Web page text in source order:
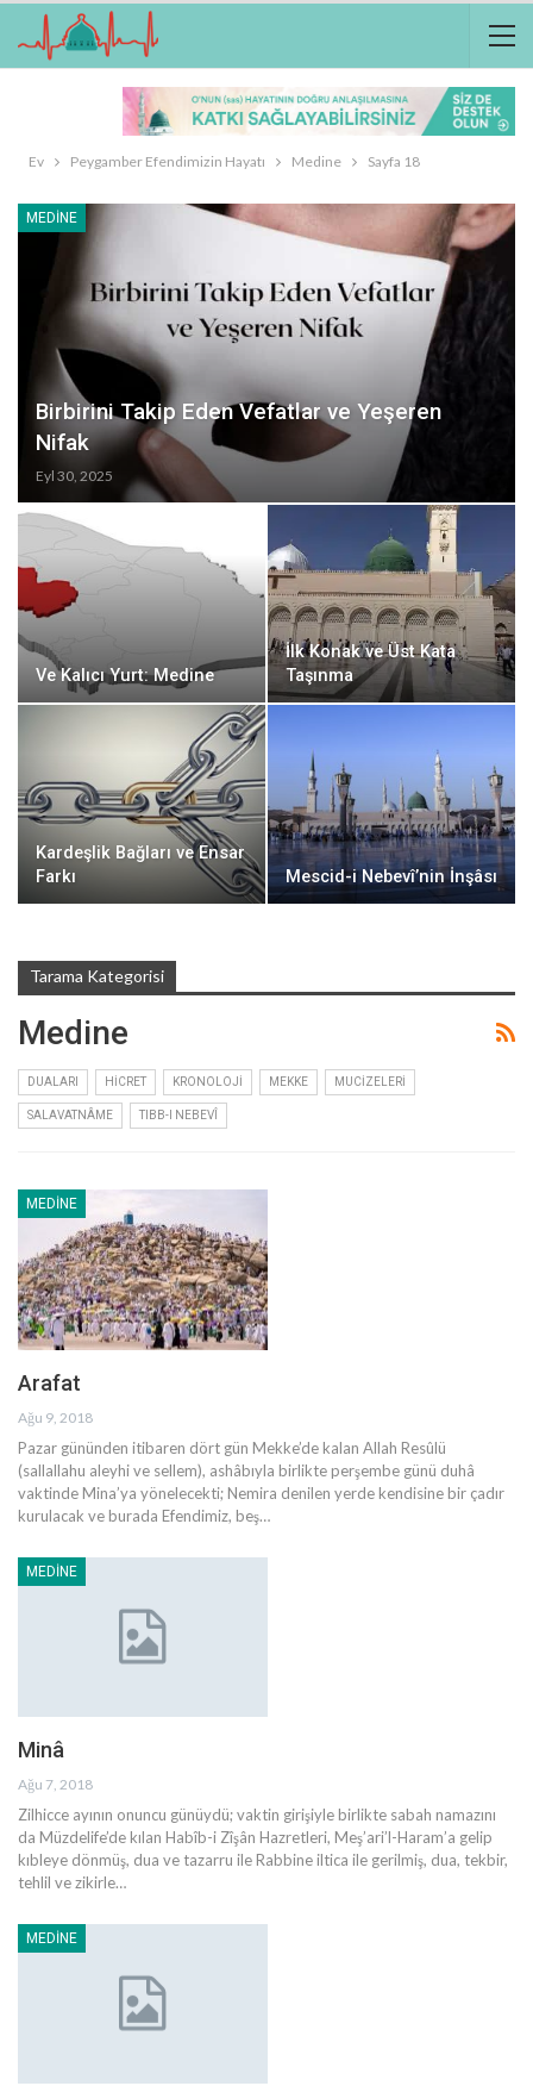
Ev Peygamber Efendimizin Hayatı Medine Sayfa 18
MEDINE
Birbirini Takip Eden Vefatlar ve Yeşeren
Nifak
Eyl 30, 2025
Ve Kalıcı Yurt: Medine
İlk Konak ve Üst Kata
Taşınma
Kardeşlik Bağları ve Ensar
Farkı
Mescid-i Nebevî’nin İnşâsı
Tarama Kategorisi
Medine
DUALARI HICRET KRONOLOJI MEKKE MUCIZELERI
SALAVATNÂME TIBB-I NEBEVÎ
MEDINE
Arafat
Ağu 9, 2018
Pazar gününden itibaren dört gün Mekke’de kalan Allah Resûlü
(sallallahu aleyhi ve sellem), ashâbıyla birlikte perşembe günü duhâ
vaktinde Mina’ya yönelecekti; Nemira denilen yerde kendisine bir çadır
kurulacak ve burada Efendimiz, beş…
MEDINE
Minâ
Ağu 7, 2018
Zilhicce ayının onuncu günüydü; vaktin girişiyle birlikte sabah namazını
da Müzdelife’de kılan Habîb-i Zîşân Hazretleri, Meş’ari’l-Haram’a gelip
kıbleye dönmüş, dua ve tazarru ile Rabbine iltica ile gerilmiş, dua, tekbir,
tehlil ve zikirle…
MEDINE